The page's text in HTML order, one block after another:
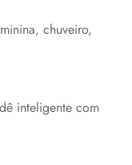
chuveiro,
inteligente com